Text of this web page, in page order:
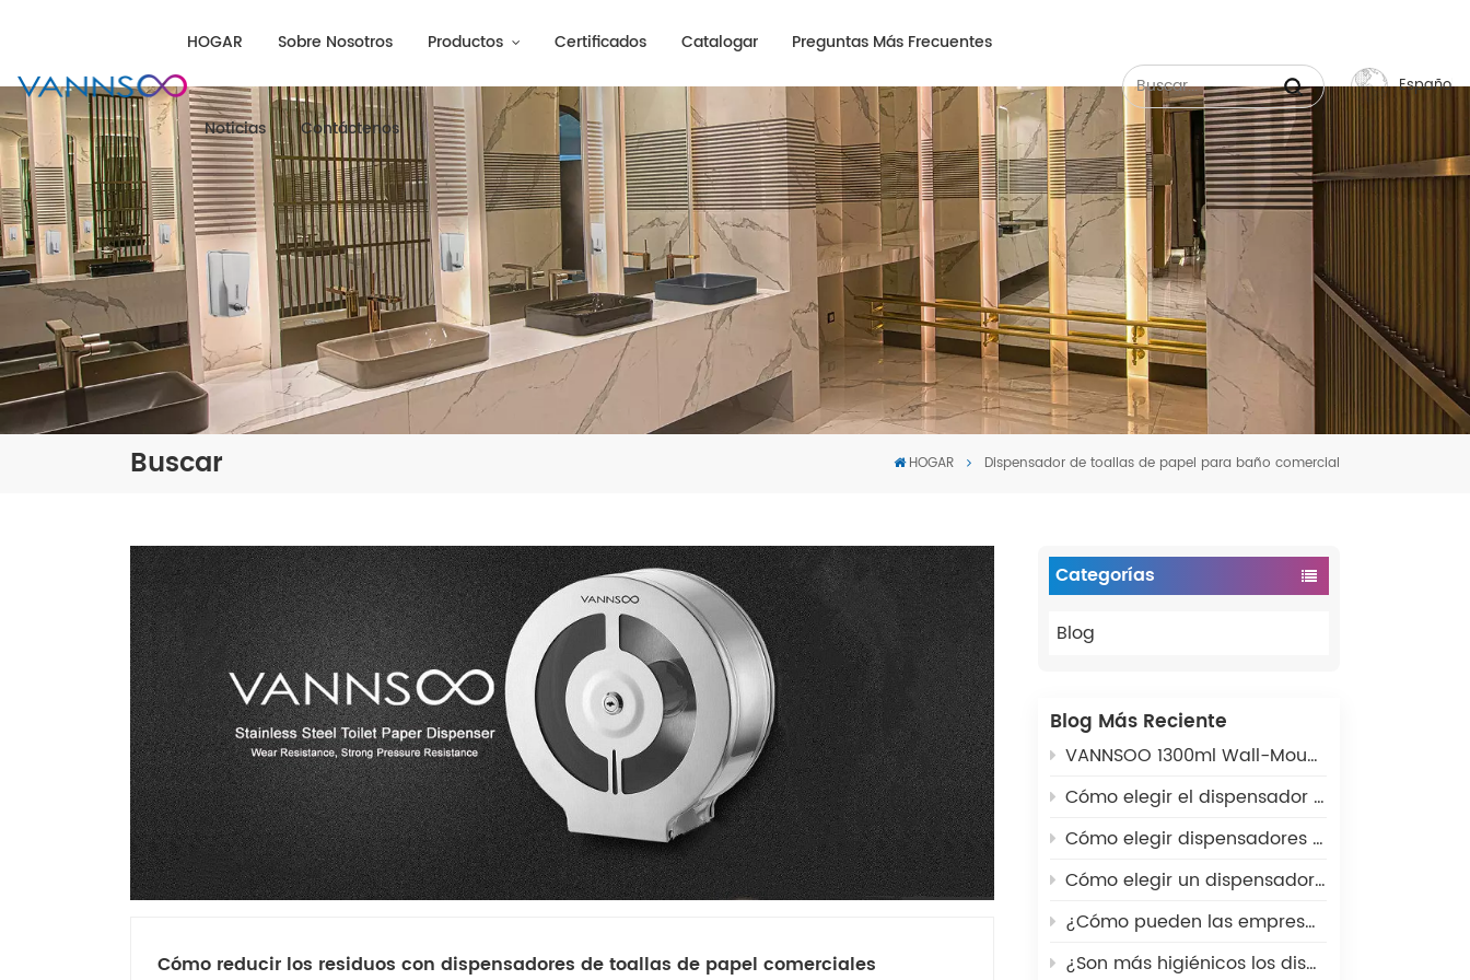
HOGAR Sobre Nosotros Productos Certificados Catalogar Preguntas Más Frecuentes
Noticias Contáctenos
Español
English
Русский
Español
中文
Buscar HOGAR Dispensador de toallas de papel para baño comercial
Categorías
Blog
Blog Más Reciente
VANNSOO 1300ml Wall-Mounted Matte Stainless Steel Soap Dispenser: The Ultimate Solution for 2026 Commercial Washroom Upgrades
Cómo elegir el dispensador de papel higiénico comercial adecuado para baños públicos
Cómo elegir dispensadores de papel higiénico para baños comerciales: guía completa de compra
Cómo elegir un dispensador de jabón comercial de pared para baños públicos
¿Cómo pueden las empresas ahorrar dinero con los dispensadores de baño adecuados?
¿Son más higiénicos los dispensadores de jabón automáticos?
Cómo reducir los residuos con dispensadores de toallas de papel comerciales